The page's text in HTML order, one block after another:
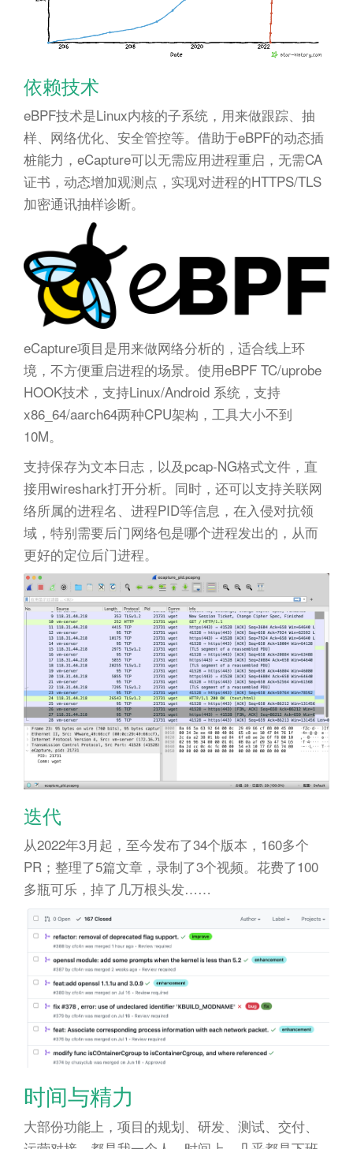
依赖技术
eBPF技术是Linux内核的子系统，用来做跟踪、抽
样、网络优化、安全管控等。借助于eBPF的动态插
桩能力，eCapture可以无需应用进程重启，无需CA
证书，动态增加观测点，实现对进程的HTTPS/TLS
加密通讯抽样诊断。
eCapture项目是用来做网络分析的，适合线上环
境，不方便重启进程的场景。使用eBPF TC/uprobe
HOOK技术，支持Linux/Android 系统，支持
x86_64/aarch64两种CPU架构，工具大小不到
10M。
支持保存为文本日志，以及pcap-NG格式文件，直
接用wireshark打开分析。同时，还可以支持关联网
络所属的进程名、进程PID等信息，在入侵对抗领
域，特别需要后门网络包是哪个进程发出的，从而
更好的定位后门进程。
迭代
从2022年3月起，至今发布了34个版本，160多个
PR；整理了5篇文章，录制了3个视频。花费了100
多瓶可乐，掉了几万根头发……
时间与精力
大部份功能上，项目的规划、研发、测试、交付、